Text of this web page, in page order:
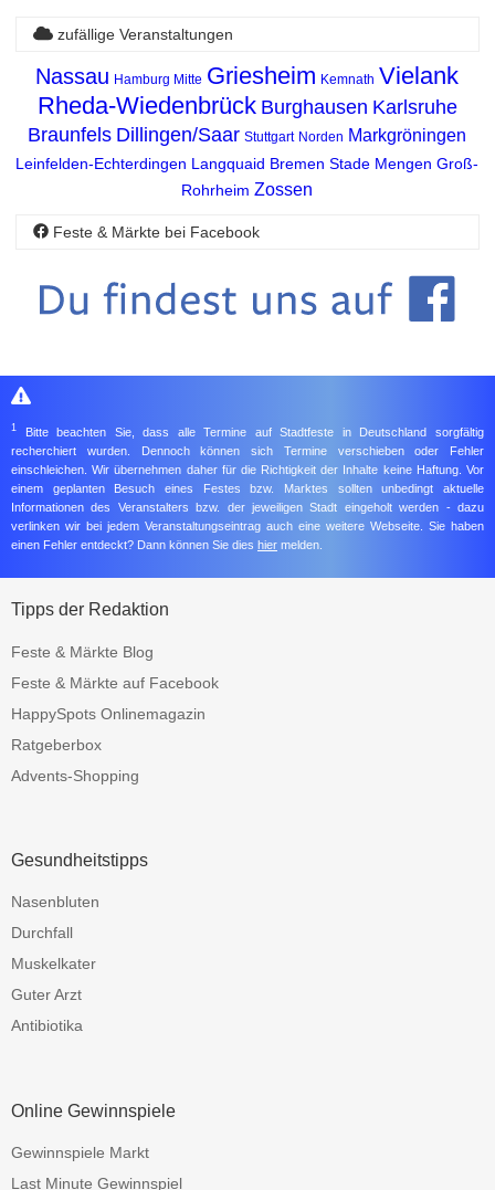
zufällige Veranstaltungen
Nassau Hamburg Mitte Griesheim Kemnath Vielank
Rheda-Wiedenbrück Burghausen Karlsruhe
Braunfels Dillingen/Saar Stuttgart Norden Markgröningen
Leinfelden-Echterdingen Langquaid Bremen Stade Mengen Groß-
Rohrheim Zossen
Feste & Märkte bei Facebook
1 Bitte beachten Sie, dass alle Termine auf Stadtfeste in Deutschland sorgfältig
recherchiert wurden. Dennoch können sich Termine verschieben oder Fehler
einschleichen. Wir übernehmen daher für die Richtigkeit der Inhalte keine Haftung. Vor
einem geplanten Besuch eines Festes bzw. Marktes sollten unbedingt aktuelle
Informationen des Veranstalters bzw. der jeweiligen Stadt eingeholt werden - dazu
verlinken wir bei jedem Veranstaltungseintrag auch eine weitere Webseite. Sie haben
einen Fehler entdeckt? Dann können Sie dies hier melden.
Tipps der Redaktion
Feste & Märkte Blog
Feste & Märkte auf Facebook
HappySpots Onlinemagazin
Ratgeberbox
Advents-Shopping
Gesundheitstipps
Nasenbluten
Durchfall
Muskelkater
Guter Arzt
Antibiotika
Online Gewinnspiele
Gewinnspiele Markt
Last Minute Gewinnspiel